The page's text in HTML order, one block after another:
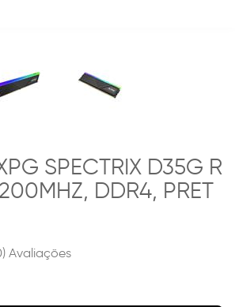
SPECTRIX D35G R
DDR4, PRET
Avaliações